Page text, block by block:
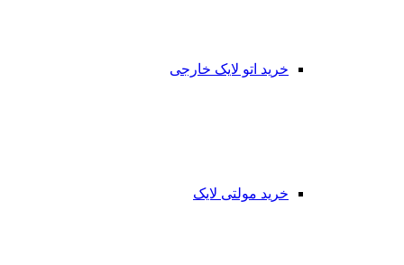
خرید اتو لایک خارجی
خرید مولتی لایک